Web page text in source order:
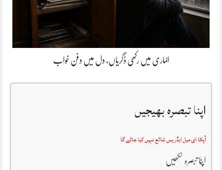
الماری میں رکھی ڈگریاں، دل میں دفن خواب
اپنا تبصرہ بھیجیں
آپکا ای میل ایڈریس شائع نہیں کیا جائے گا
اپنا تبصرہ لکھیں